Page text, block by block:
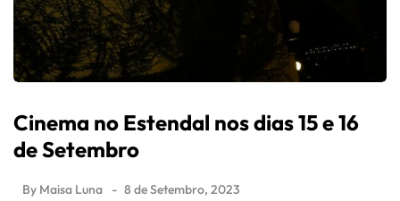
Cinema no Estendal nos dias 15 e 16
de Setembro
By Maisa Luna 8 de Setembro, 2023